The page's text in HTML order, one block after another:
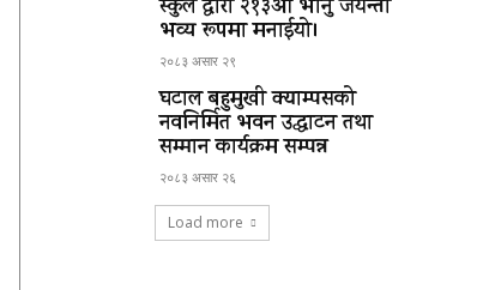
स्कुल द्धारा २१३औँ भानु जयन्ती
भव्य रूपमा मनाईयो।
२०८३ असार २९
घटाल बहुमुखी क्याम्पसको
नवनिर्मित भवन उद्घाटन तथा
सम्मान कार्यक्रम सम्पन्न
२०८३ असार २६
Load more